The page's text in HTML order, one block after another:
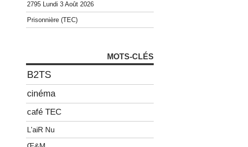
2795 Lundi 3 Août 2026
Prisonnière (TEC)
MOTS-CLÉS
B2TS
cinéma
café TEC
L'aiR Nu